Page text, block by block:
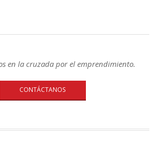
en la cruzada por el emprendimiento.
CONTÁCTANOS